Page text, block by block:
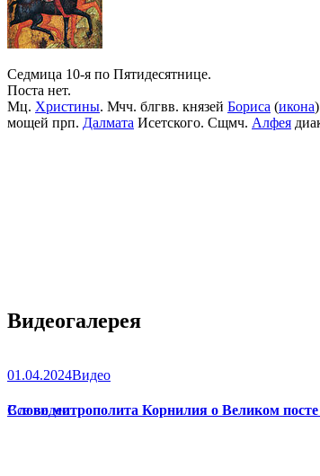
Седмица 10-я по Пятидесятнице.
Поста нет.
Мц. Христины. Мчч. блгвв. князей Бориса (икона
мощей прп. Далмата Исетского. Сщмч. Алфея
Видеогалерея
01.04.2024Видео
Слово митрополита Корнилия о Великом посте
Все видео